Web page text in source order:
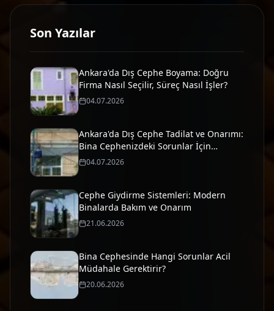
Son Yazılar
Ankara'da Dış Cephe Boyama: Doğru
Firma Nasıl Seçilir, Süreç Nasıl İşler?
04.07.2026
Ankara'da Dış Cephe Tadilat ve Onarımı:
Bina Cephenizdeki Sorunlar İçin
Profesyonel Çözümler
04.07.2026
Cephe Giydirme Sistemleri: Modern
Binalarda Bakım ve Onarım
21.06.2026
Bina Cephesinde Hangi Sorunlar Acil
Müdahale Gerektirir?
20.06.2026